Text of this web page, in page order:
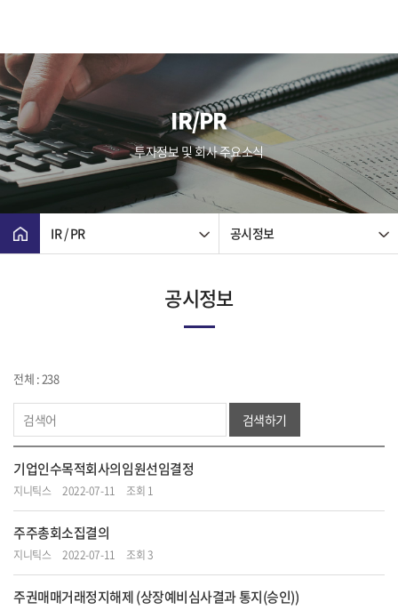
IR/PR
투자정보 및 회사 주요소식
IR / PR 공시정보
공시정보
전체 : 238
검색하기
기업인수목적회사의임원선임결정
지니틱스 2022-07-11 조회 1
주주총회소집결의
지니틱스 2022-07-11 조회 3
주권매매거래정지해제 (상장예비심사결과 통지(승인))